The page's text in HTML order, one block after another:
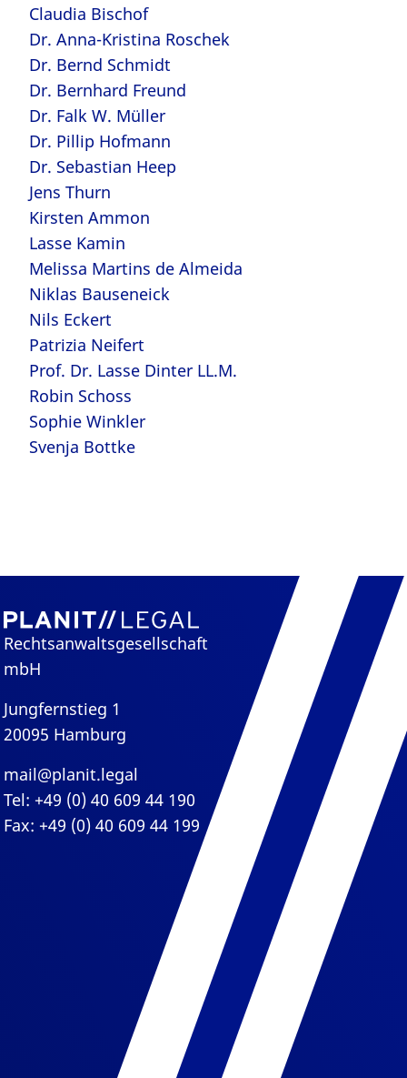
Claudia Bischof
Dr. Anna-Kristina Roschek
Dr. Bernd Schmidt
Dr. Bernhard Freund
Dr. Falk W. Müller
Dr. Pillip Hofmann
Dr. Sebastian Heep
Jens Thurn
Kirsten Ammon
Lasse Kamin
Melissa Martins de Almeida
Niklas Bauseneick
Nils Eckert
Patrizia Neifert
Prof. Dr. Lasse Dinter LL.M.
Robin Schoss
Sophie Winkler
Svenja Bottke
Rechtsanwaltsgesellschaft
mbH
Jungfernstieg 1
20095 Hamburg
mail@planit.legal
Tel: +49 (0) 40 609 44 190
Fax: +49 (0) 40 609 44 199